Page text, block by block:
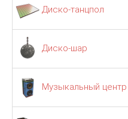
Диско-танцпол
Диско-шар
Музыкальный центр